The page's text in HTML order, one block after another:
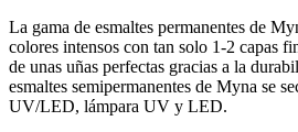
La gama de esmaltes permanentes de
colores intensos con tan solo 1-2 capas
de unas uñas perfectas gracias a la
esmaltes semipermanentes de Myna se
UV/LED, lámpara UV y LED.